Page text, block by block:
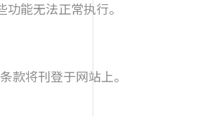
能无法正常执行。
款将刊登于网站上。